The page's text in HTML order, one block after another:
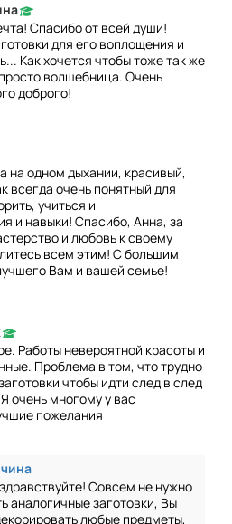
Спасибо от всей души!
для его воплощения и
Как хочется чтобы тоже так же
волшебница. Очень
доброго!
на одном дыхании, красивый,
всегда очень понятный для
учиться и
и навыки! Спасибо, Анна, за
и любовь к своему
всем этим! С большим
Вам и вашей семье!
Работы невероятной красоты и
Проблема в том, что трудно
чтобы идти след в след
очень многому у вас
пожелания
Совсем не нужно
аналогичные заготовки, Вы
любые предметы,